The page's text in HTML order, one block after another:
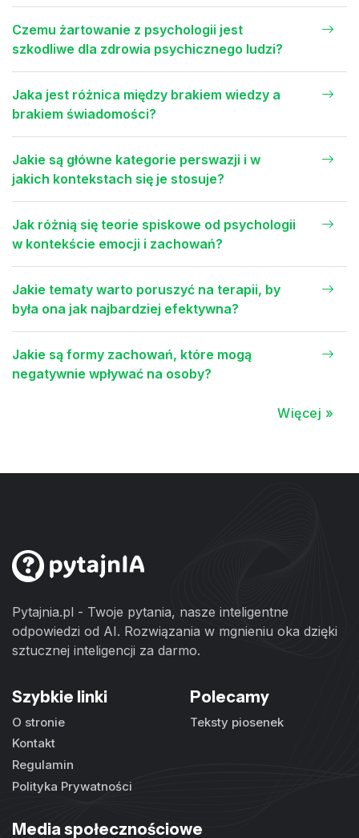
Czemu żartowanie z psychologii jest
szkodliwe dla zdrowia psychicznego ludzi?
Jaka jest różnica między brakiem wiedzy a
brakiem świadomości?
Jakie są główne kategorie perswazji i w
jakich kontekstach się je stosuje?
Jak różnią się teorie spiskowe od psychologii
w kontekście emocji i zachowań?
Jakie tematy warto poruszyć na terapii, by
była ona jak najbardziej efektywna?
Jakie są formy zachowań, które mogą
negatywnie wpływać na osoby?
Więcej »
Pytajnia.pl - Twoje pytania, nasze inteligentne
odpowiedzi od AI. Rozwiązania w mgnieniu oka dzięki
sztucznej inteligencji za darmo.
Szybkie linki
O stronie
Kontakt
Regulamin
Polityka Prywatności
Polecamy
Teksty piosenek
Media społecznościowe